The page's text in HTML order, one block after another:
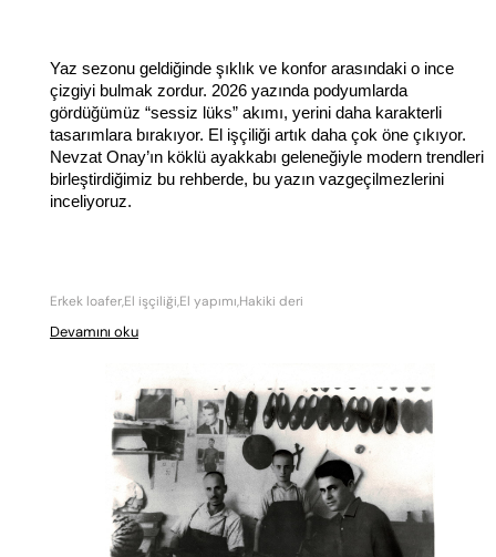
Yaz sezonu geldiğinde şıklık ve konfor arasındaki o ince
çizgiyi bulmak zordur. 2026 yazında podyumlarda
gördüğümüz “sessiz lüks” akımı, yerini daha karakterli
tasarımlara bırakıyor. El işçiliği artık daha çok öne çıkıyor.
Nevzat Onay’ın köklü ayakkabı geleneğiyle modern trendleri
birleştirdiğimiz bu rehberde, bu yazın vazgeçilmezlerini
inceliyoruz.
Erkek loafer,El işçiliği,El yapımı,Hakiki deri
Devamını oku